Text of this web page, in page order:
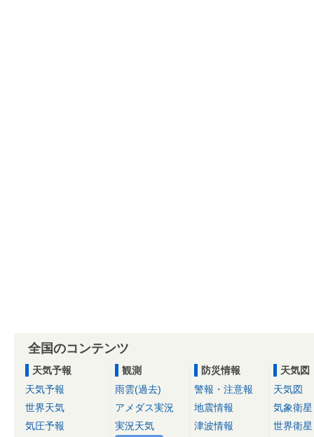
全国のコンテンツ
天気予報
天気予報
世界天気
気圧予報
観測
雨雲(過去)
アメダス実況
実況天気
防災情報
警報・注意報
地震情報
津波情報
天気図
天気図
気象衛星
世界衛星